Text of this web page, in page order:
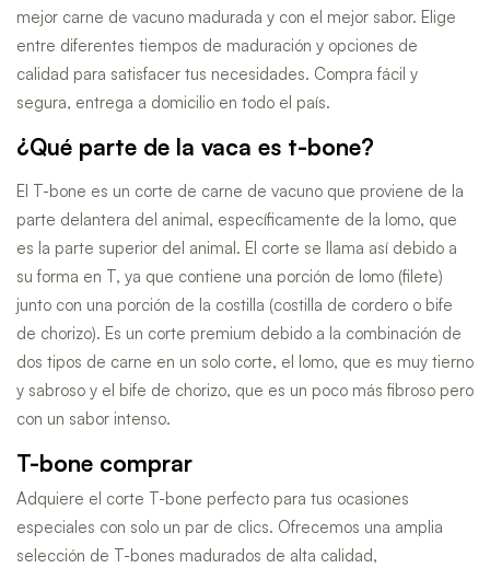
mejor carne de vacuno madurada y con el mejor sabor. Elige
entre diferentes tiempos de maduración y opciones de
calidad para satisfacer tus necesidades. Compra fácil y
segura, entrega a domicilio en todo el país.
¿Qué parte de la vaca es t-bone?
El T-bone es un corte de carne de vacuno que proviene de la
parte delantera del animal, específicamente de la lomo, que
es la parte superior del animal. El corte se llama así debido a
su forma en T, ya que contiene una porción de lomo (filete)
junto con una porción de la costilla (costilla de cordero o bife
de chorizo). Es un corte premium debido a la combinación de
dos tipos de carne en un solo corte, el lomo, que es muy tierno
y sabroso y el bife de chorizo, que es un poco más fibroso pero
con un sabor intenso.
T-bone comprar
Adquiere el corte T-bone perfecto para tus ocasiones
especiales con solo un par de clics. Ofrecemos una amplia
selección de T-bones madurados de alta calidad,